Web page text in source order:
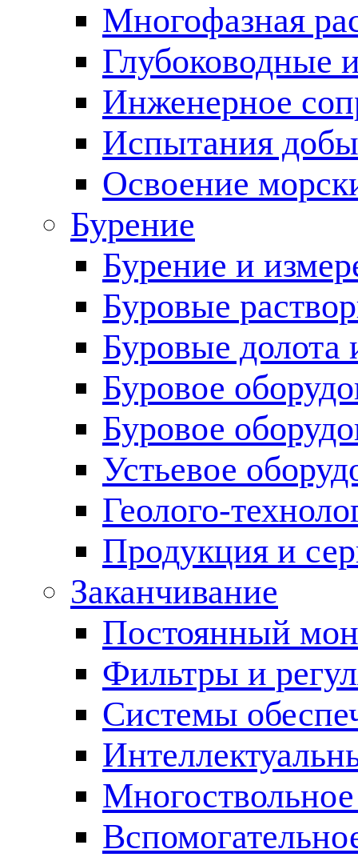
Многофазная
Глубоководные
Инженерное
Испытания
Освоение
Бурение
Бурение и
Буровые
Буровые долота
Буровое
Буровое
Устьевое
Геолого-
Продукция и
Заканчивание
Постоянный
Фильтры и
Cистемы